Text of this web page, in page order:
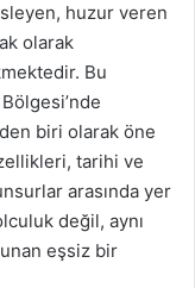
huzur veren
olarak
Bu
biri olarak öne
tarihi ve
arasında yer
değil, aynı
eşsiz bir